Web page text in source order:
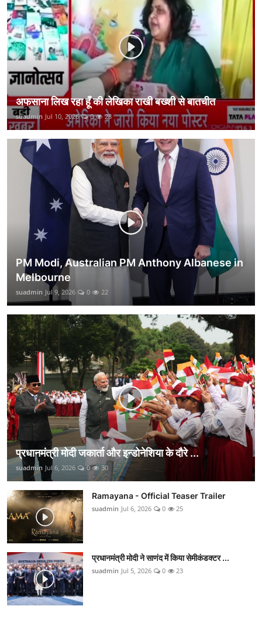
कानून
राजनीति
वीडियो
अफसाना लिख रहा हूँ की लेखिका राखी बख्शी से बातचीत
suadmin Jul 10, 2026 0 28
PM Modi, Australian PM Anthony Albanese in
Melbourne
suadmin Jul 9, 2026 0 22
प्रधानमंत्री मोदी जकार्ता और इन्डोनेशिया के दौरे ...
suadmin Jul 6, 2026 0 30
Ramayana - Official Teaser Trailer
suadmin Jul 6, 2026 0 25
प्रधानमंत्री मोदी ने साणंद में किया सेमीकंडक्टर ...
suadmin Jul 5, 2026 0 23